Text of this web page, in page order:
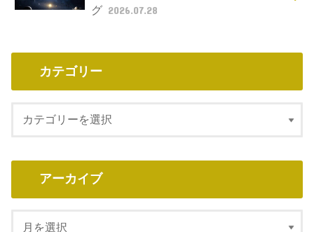
グ 2026.07.28
カテゴリー
アーカイブ